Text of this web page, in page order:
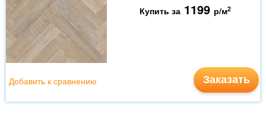
Купить за 1199 р/м2
Заказать
Добавить к сравнению